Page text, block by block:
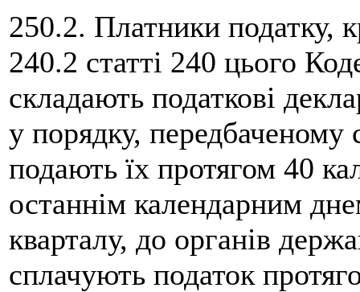
250.2. Платники податку,
240.2 статті 240 цього
складають податкові
у порядку, передбаченому
подають їх протягом 40
останнім календарним
кварталу, до органів
сплачують податок